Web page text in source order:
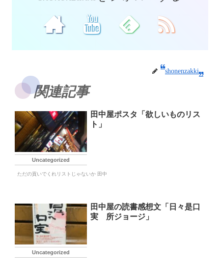
shonenzakki
関連記事
Uncategorized
田中屋ポスタ「欲しいものリス
ト」
ただの貢いでくれリストじゃないか 田中
Uncategorized
田中屋の読書感想文「日々是口
実 所ジョージ」